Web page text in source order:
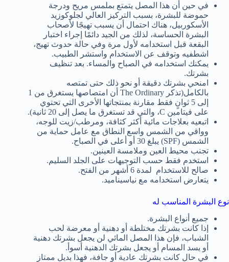
في حين أن هذا المصل يتمتع بملمس مريح ودرجة
حموضة للبشرة، بسبب التركيز العالي لجلوكوزيد
الأسكوربيل، هناك احتمال أن يسبب تهيجًا لأصحاب
البشرة الحساسة، لذلك من الجيد دائمًا إجراء اختبار
البقعة قبل استخدامه لأول مرة وفي حالة حدوث تهيج،
اشطفيه وتوقف عن الاستخدام واستشر الطبيب.
يمكنك استخدامه في الصباح والمساء. بعد تنظيف
بشرتك.
امنحي بشرتك دقيقة أو نحو ذلك حتى تمتصه
بالكامل(تذكر The Ordinary أن امتصاصها يستغرق من 1
إلى 5 ثوانٍ فقط مقارنة بمنتجاتها الأخرى التي تحتوي
على فيتامين C، والتي قد تستغرق ما يصل إلى 20 ثانية).
اتبعيه بعلاجات مائية أكثر كثافة، ومرطب/زيت للوجه،
وواقي من الشمس واسع النطاق مع عامل حماية من
الشمس (SPF) يبلغ 30 أو أعلى في الصباح.
تجنب محيط العين وملامسة العينين.
استخدم فقط حسب التوجيهات على الجلد السليم.
صالح للاستخدام لمدة 6 أشهر من الفتح.
يتعارض استخدامه مع نياسيناميد.
نوع البشرة المناسب له
جميع أنواع البشرة.
إذا كانت بشرتك مختلطة أو دهنية أو معرضة لحب
الشباب، فإن هذا المصل المائي لن يجعل بشرتك دهنية
أو يسد المسام أو يجعل بشرتك الدهنية أسوأ.
في حال كانت بشرتك عادية أو جافة، فهذا بديل ممتاز